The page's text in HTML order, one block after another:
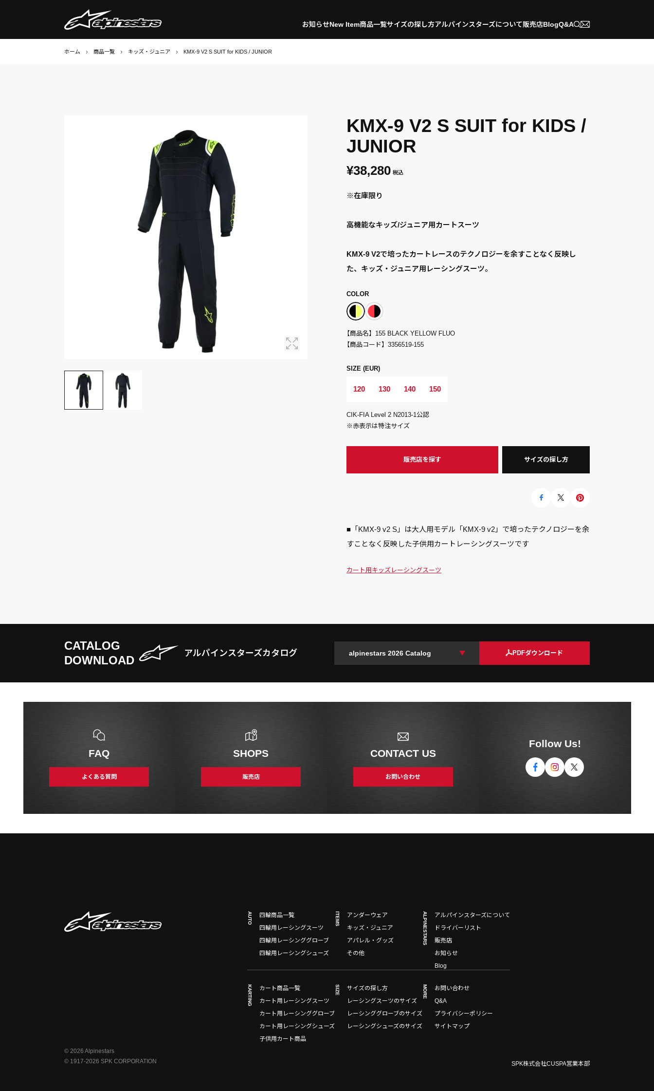
お知らせNew Item商品一覧サイズの探し方アルパインスターズについて販売店BlogQ&A
ホーム 商品一覧 キッズ・ジュニア KMX-9 V2 S SUIT for KIDS / JUNIOR
KMX-9 V2 S SUIT for KIDS /
JUNIOR
¥38,280 税込
※在庫限り
高機能なキッズ/ジュニア用カートスーツ
KMX-9 V2で培ったカートレースのテクノロジーを余すことなく反映し
た、キッズ・ジュニア用レーシングスーツ。
COLOR
【商品名】 155 BLACK YELLOW FLUO
【商品コード】 3356519-155
SIZE (EUR)
120 130 140 150
CIK-FIA Level 2 N2013-1公認
※赤表示は特注サイズ
販売店を探す サイズの探し方
■「KMX-9 v2 S」は大人用モデル「KMX-9 v2」で培ったテクノロジーを余
すことなく反映した子供用カートレーシングスーツです
カート用 キッズ レーシングスーツ
CATALOG
DOWNLOAD
アルパインスターズカタログ PDFダウンロード
FAQ
よくある質問
SHOPS
販売店
CONTACT US
お問い合わせ
Follow Us!
AUTO
四輪商品一覧
四輪用レーシングスーツ
四輪用レーシンググローブ
四輪用レーシングシューズ
KARTING
カート商品一覧
カート用レーシングスーツ
カート用レーシンググローブ
カート用レーシングシューズ
子供用カート商品
ITEMS
アンダーウェア
キッズ・ジュニア
アパレル・グッズ
その他
SIZE
サイズの探し方
レーシングスーツのサイズ
レーシンググローブのサイズ
レーシングシューズのサイズ
ALPINESTARS
アルパインスターズについて
ドライバーリスト
販売店
お知らせ
Blog
MORE
お問い合わせ
Q&A
プライバシーポリシー
サイトマップ
SPK株式会社CUSPA営業本部
© 2026 Alpinestars
© 1917-2026 SPK CORPORATION